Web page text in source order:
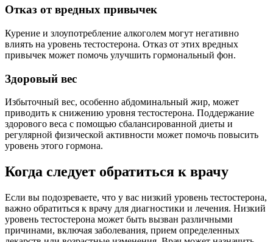
Отказ от вредных привычек
Курение и злоупотребление алкоголем могут негативно
влиять на уровень тестостерона. Отказ от этих вредных
привычек может помочь улучшить гормональный фон.
Здоровый вес
Избыточный вес, особенно абдоминальный жир, может
приводить к снижению уровня тестостерона. Поддержание
здорового веса с помощью сбалансированной диеты и
регулярной физической активности может помочь повысить
уровень этого гормона.
Когда следует обратиться к врачу
Если вы подозреваете, что у вас низкий уровень тестостерона,
важно обратиться к врачу для диагностики и лечения. Низкий
уровень тестостерона может быть вызван различными
причинами, включая заболевания, прием определенных